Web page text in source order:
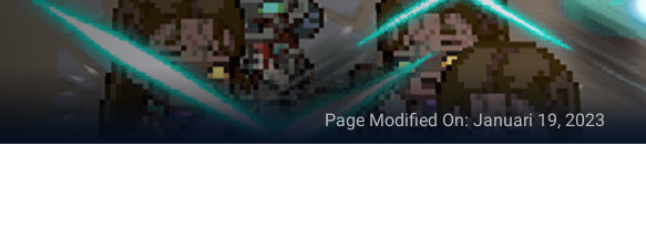
Page Modified On:Januari 19, 2023